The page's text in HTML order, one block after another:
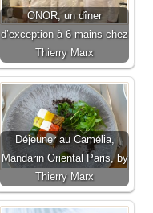
ONOR, un dîner
d’exception à 6 mains chez
Thierry Marx
Déjeuner au Camélia,
Mandarin Oriental Paris, by
Thierry Marx